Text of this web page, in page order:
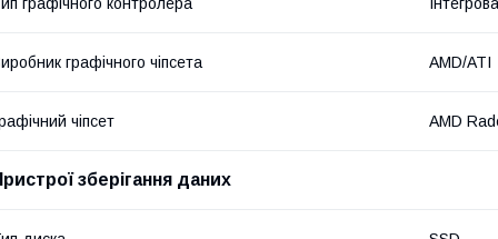
графічного контролера
графічного чіпсета AMD/ATI
чіпсет AMD
зберігання даних